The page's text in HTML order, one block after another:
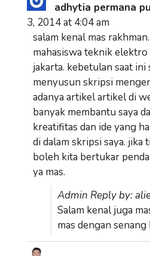
adhytia permana
3, 2014at 4:04 am
salam kenal mas
mahasiswa teknik
jakarta. kebetulan saat ini
menyusun skripsi
adanya artikel artikel di
banyak membantu saya
kreatifitas dan ide yang
di dalam skripsi saya. jika
boleh kita bertukar
ya mas.
Admin Reply by:
Salam kenal juga
mas dengan senang